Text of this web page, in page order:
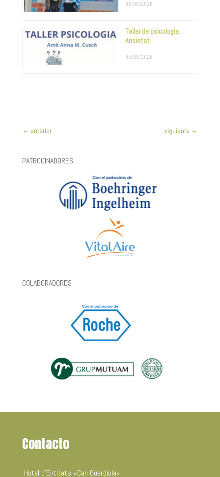
08/06/2026
Taller de psicologia :
Ansietat
05/06/2026
← anterior siguiente →
PATROCINADORES
COLABORADORES
Contacto
Hotel d’Entitats «Can Guardiola»